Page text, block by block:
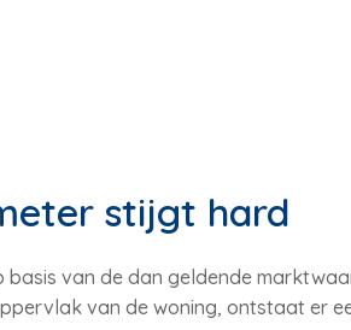
stijgt hard
van de dan geldende
van de woning, ontstaat er